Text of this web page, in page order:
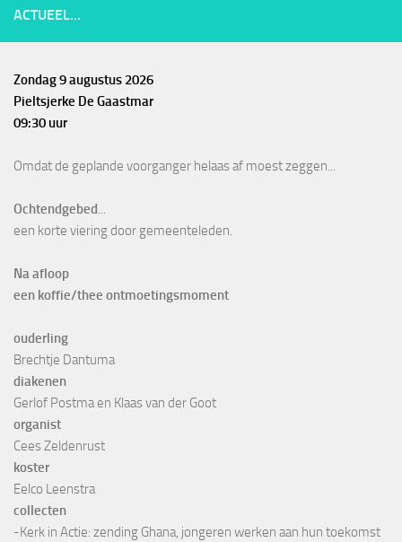
ACTUEEL...
Zondag 9 augustus 2026
Pieltsjerke De Gaastmar
09:30 uur
Omdat de geplande voorganger helaas af moest zeggen...
Ochtendgebed...
een korte viering door gemeenteleden.
Na afloop
een koffie/thee ontmoetingsmoment
ouderling
Brechtje Dantuma
diakenen
Gerlof Postma en Klaas van der Goot
organist
Cees Zeldenrust
koster
Eelco Leenstra
collecten
-Kerk in Actie: zending Ghana, jongeren werken aan hun toekomst